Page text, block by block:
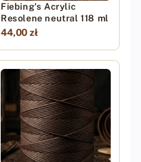
Fiebing's Acrylic
Resolene neutral 118 ml
44,00 zł